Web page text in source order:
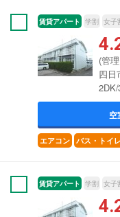
賃貸アパート 学割 女子
(管
四日
エアコン バス・トイ
賃貸アパート 学割 女子